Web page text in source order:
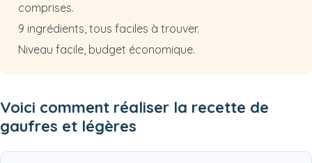
comprises.
9 ingrédients, tous faciles à trouver.
Niveau facile, budget économique.
Voici comment réaliser la recette de
gaufres et légères